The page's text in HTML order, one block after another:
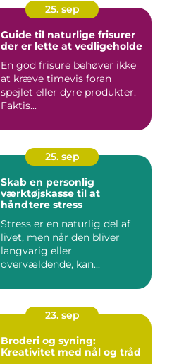
25. sep
Guide til naturlige frisurer
der er lette at vedligeholde
En god frisure behøver ikke
at kræve timevis foran
spejlet eller dyre produkter.
Faktis...
25. sep
Skab en personlig
værktøjskasse til at
håndtere stress
Stress er en naturlig del af
livet, men når den bliver
langvarig eller
overvældende, kan...
23. sep
Broderi og syning:
Kreativitet med nål og tråd